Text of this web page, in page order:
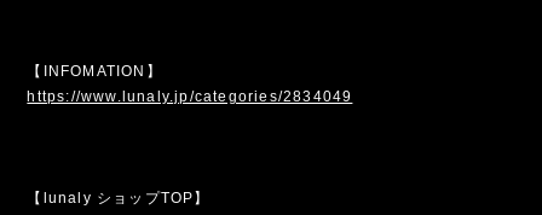
【INFOMATION】
https://www.lunaly.jp/categories/2834049
【lunaly ショップTOP】